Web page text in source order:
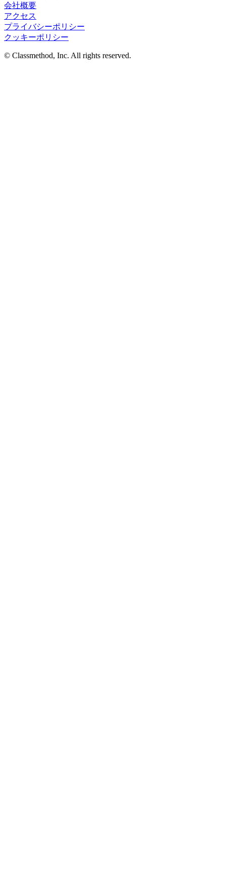
会社概要
アクセス
プライバシーポリシー
クッキーポリシー
© Classmethod, Inc. All rights reserved.